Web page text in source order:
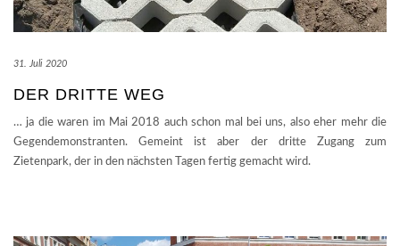
31. Juli 2020
DER DRITTE WEG
… ja die waren im Mai 2018 auch schon mal bei uns, also eher mehr die
Gegendemonstranten. Gemeint ist aber der dritte Zugang zum
Zietenpark, der in den nächsten Tagen fertig gemacht wird.